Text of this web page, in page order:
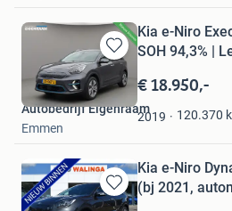
Bewaren
in
Mijn
Favorieten
Kia e-Niro
SOH 94,3% |
€ 18.950,-
2019 120.370
Autobedrijf Eigenraam
Emmen
Bewaren
Kia e-Niro
(bj 2021,